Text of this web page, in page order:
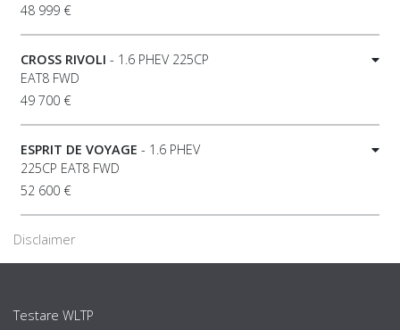
48 999 €
CROSS RIVOLI - 1.6 PHEV 225CP
EAT8 FWD
49 700 €
ESPRIT DE VOYAGE - 1.6 PHEV
225CP EAT8 FWD
52 600 €
Disclaimer
Testare WLTP